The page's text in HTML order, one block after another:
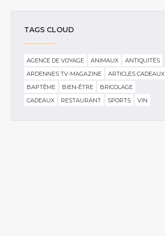
TAGS CLOUD
AGENCE DE VOYAGE ANIMAUX
ANTIQUITÉS
ARDENNES TV-MAGAZINE
ARTICLES CADEAUX
BAPTÊME
BIEN-ÊTRE
BRICOLAGE
CADEAUX
RESTAURANT SPORTS VIN